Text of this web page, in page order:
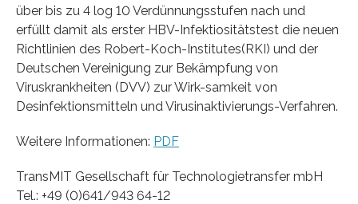
über bis zu 4 log 10 Verdünnungsstufen nach und
erfüllt damit als erster HBV-Infektiositätstest die neuen
Richtlinien des Robert-Koch-Institutes(RKI) und der
Deutschen Vereinigung zur Bekämpfung von
Viruskrankheiten (DVV) zur Wirk-samkeit von
Desinfektionsmitteln und Virusinaktivierungs-Verfahren.
Weitere Informationen: PDF
TransMIT Gesellschaft für Technologietransfer mbH
Tel.: +49 (0)641/943 64-12